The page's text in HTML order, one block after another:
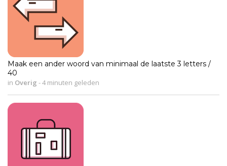
Maak een ander woord van minimaal de laatste 3 letters /
40
in Overig -4 minuten geleden